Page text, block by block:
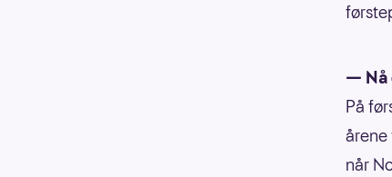
— Nå
På
når